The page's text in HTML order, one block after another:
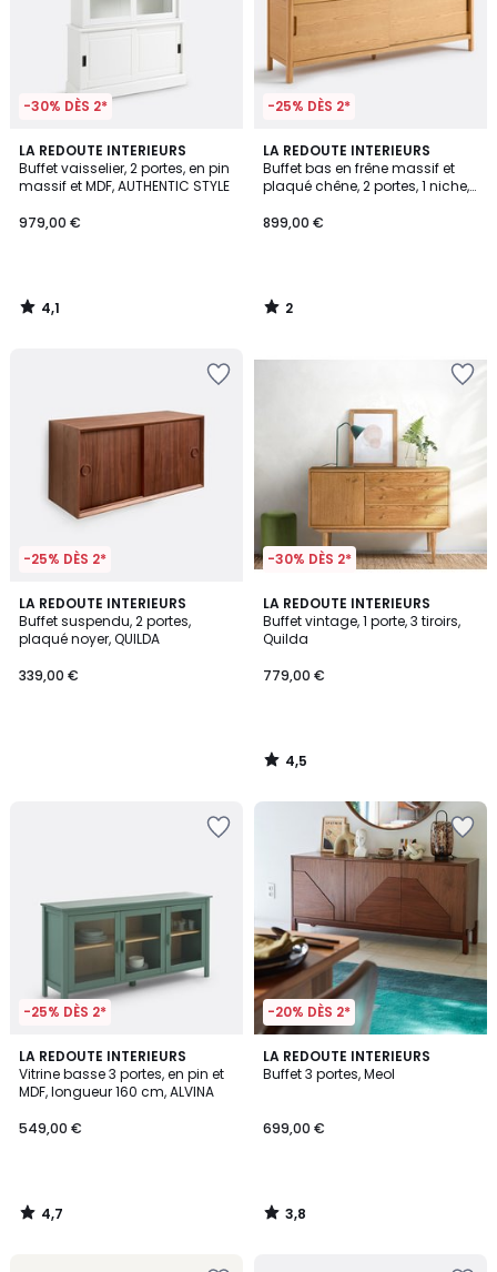
-30% DÈS 2*
LA REDOUTE INTERIEURS
Buffet vaisselier, 2 portes, en pin
massif et MDF, AUTHENTIC STYLE
979,00 €
4,1
/ 5
4,1
/
-25% DÈS 2*
LA REDOUTE INTERIEURS
Buffet bas en frêne massif et
plaqué chêne, 2 portes, 1 niche,
899,00 €
2
/
5
2
/
-25% DÈS 2*
LA REDOUTE INTERIEURS
Buffet suspendu, 2 portes,
plaqué noyer, QUILDA
339,00 €
-30% DÈS 2*
LA REDOUTE INTERIEURS
Buffet vintage, 1 porte, 3 tiroirs,
Quilda
779,00 €
4,5
/ 5
4,5
/
-25% DÈS 2*
LA REDOUTE INTERIEURS
Vitrine basse 3 portes, en pin et
MDF, longueur 160 cm, ALVINA
549,00 €
4,7
/ 5
4,7
/
-20% DÈS 2*
LA REDOUTE INTERIEURS
Buffet 3 portes, Meol
699,00 €
3,8
/ 5
3,8
/